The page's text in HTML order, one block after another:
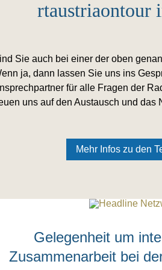
rtaustriaontour
Sie auch bei einer der oben
ja, dann lassen Sie uns ins
für alle Fragen der
uns auf den Austausch und das
Mehr Infos zu den
Gelegenheit um
Zusammenarbeit bei